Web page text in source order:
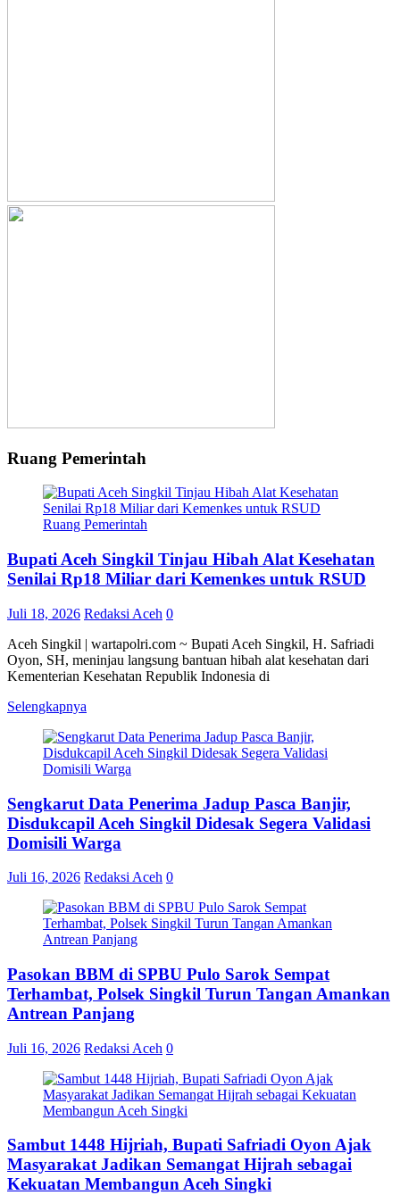
Ruang Pemerintah
Ruang Pemerintah
Bupati Aceh Singkil Tinjau Hibah Alat Kesehatan
Senilai Rp18 Miliar dari Kemenkes untuk RSUD
Juli 18, 2026 Redaksi Aceh 0
Aceh Singkil | wartapolri.com ~ Bupati Aceh Singkil, H. Safriadi
Oyon, SH, meninjau langsung bantuan hibah alat kesehatan dari
Kementerian Kesehatan Republik Indonesia di
Selengkapnya
Sengkarut Data Penerima Jadup Pasca Banjir,
Disdukcapil Aceh Singkil Didesak Segera Validasi
Domisili Warga
Juli 16, 2026 Redaksi Aceh 0
Pasokan BBM di SPBU Pulo Sarok Sempat
Terhambat, Polsek Singkil Turun Tangan Amankan
Antrean Panjang
Juli 16, 2026 Redaksi Aceh 0
Sambut 1448 Hijriah, Bupati Safriadi Oyon Ajak
Masyarakat Jadikan Semangat Hijrah sebagai
Kekuatan Membangun Aceh Singki